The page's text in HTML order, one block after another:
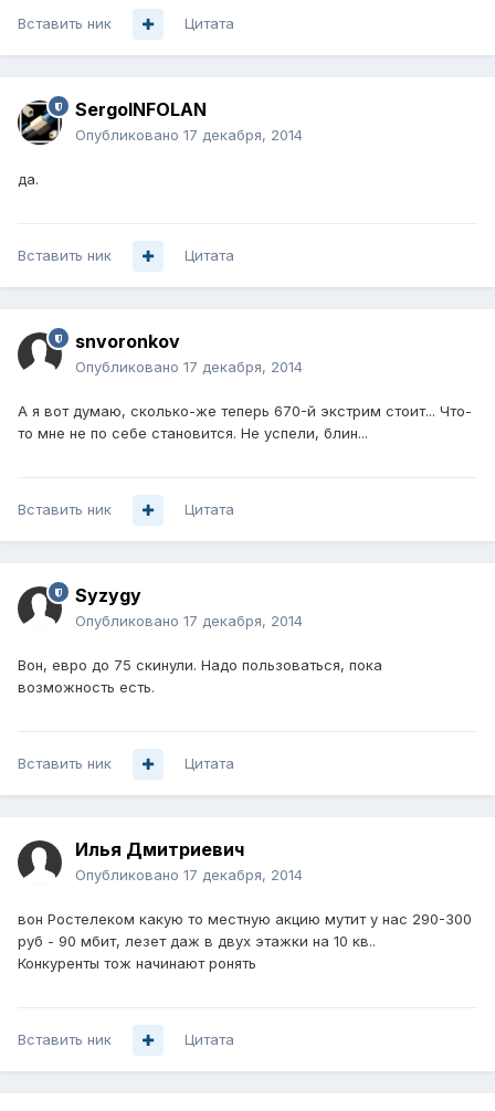
Вставить ник Цитата
SergoINFOLAN
Опубликовано 17 декабря, 2014
да.
Вставить ник Цитата
snvoronkov
Опубликовано 17 декабря, 2014
А я вот думаю, сколько-же теперь 670-й экстрим стоит... Что-
то мне не по себе становится. Не успели, блин...
Вставить ник Цитата
Syzygy
Опубликовано 17 декабря, 2014
Вон, евро до 75 скинули. Надо пользоваться, пока
возможность есть.
Вставить ник Цитата
Илья Дмитриевич
Опубликовано 17 декабря, 2014
вон Ростелеком какую то местную акцию мутит у нас 290-300
руб - 90 мбит, лезет даж в двух этажки на 10 кв..
Конкуренты тож начинают ронять
Вставить ник Цитата